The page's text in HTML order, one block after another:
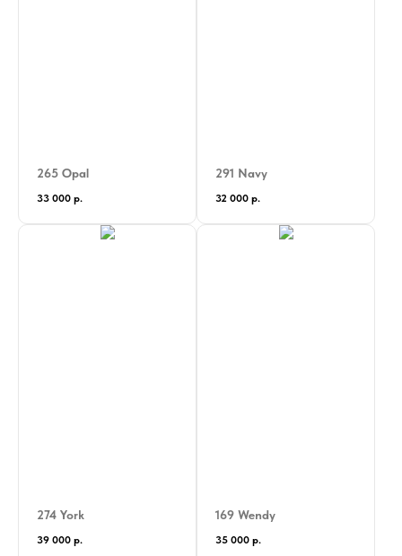
265 Opal
33 000 р.
291 Navy
32 000 р.
274 York
39 000 р.
169 Wendy
35 000 р.